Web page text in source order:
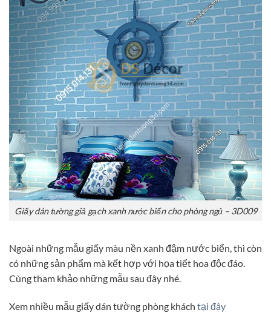
Giấy dán tường giả gạch xanh nước biển cho phòng ngủ – 3D009
Ngoài những mẫu giấy màu nền xanh đậm nước biển, thì còn
có những sản phẩm mà kết hợp với họa tiết hoa độc đáo.
Cùng tham khảo những mẫu sau đây nhé.
Xem nhiều mẫu giấy dán tường phòng khách tại đây